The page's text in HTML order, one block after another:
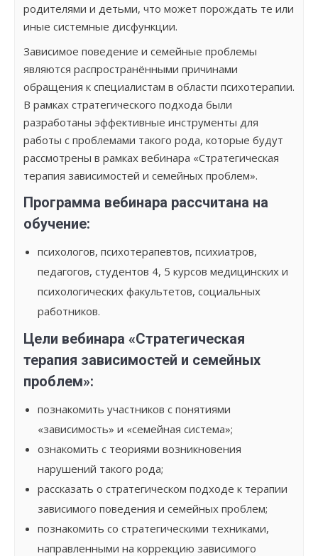
родителями и детьми, что может порождать те или
иные системные дисфункции.
Зависимое поведение и семейные проблемы
являются распространёнными причинами
обращения к специалистам в области психотерапии.
В рамках стратегического подхода были
разработаны эффективные инструменты для
работы с проблемами такого рода, которые будут
рассмотрены в рамках вебинара «Стратегическая
терапия зависимостей и семейных проблем».
Программа вебинара рассчитана на
обучение:
психологов, психотерапевтов, психиатров,
педагогов, студентов 4, 5 курсов медицинских и
психологических факультетов, социальных
работников.
Цели вебинара «Стратегическая
терапия зависимостей и семейных
проблем»:
познакомить участников с понятиями
«зависимость» и «семейная система»;
ознакомить с теориями возникновения
нарушений такого рода;
рассказать о стратегическом подходе к терапии
зависимого поведения и семейных проблем;
познакомить со стратегическими техниками,
направленными на коррекцию зависимого